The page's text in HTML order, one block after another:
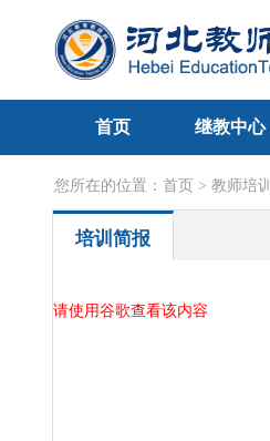
首页 继教中心
您所在的位置： 首页 > 教师培训
培训简报
请使用谷歌查看该内容